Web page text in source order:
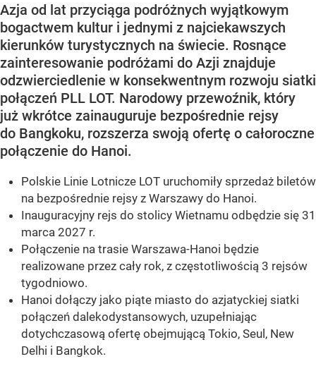
Azja od lat przyciąga podróżnych wyjątkowym
bogactwem kultur i jednymi z najciekawszych
kierunków turystycznych na świecie. Rosnące
zainteresowanie podróżami do Azji znajduje
odzwierciedlenie w konsekwentnym rozwoju siatki
połączeń PLL LOT. Narodowy przewoźnik, który
już wkrótce zainauguruje bezpośrednie rejsy
do Bangkoku, rozszerza swoją ofertę o całoroczne
połączenie do Hanoi.
Polskie Linie Lotnicze LOT uruchomiły sprzedaż biletów
na bezpośrednie rejsy z Warszawy do Hanoi.
Inauguracyjny rejs do stolicy Wietnamu odbędzie się 31
marca 2027 r.
Połączenie na trasie Warszawa-Hanoi będzie
realizowane przez cały rok, z częstotliwością 3 rejsów
tygodniowo.
Hanoi dołączy jako piąte miasto do azjatyckiej siatki
połączeń dalekodystansowych, uzupełniając
dotychczasową ofertę obejmującą Tokio, Seul, New
Delhi i Bangkok.